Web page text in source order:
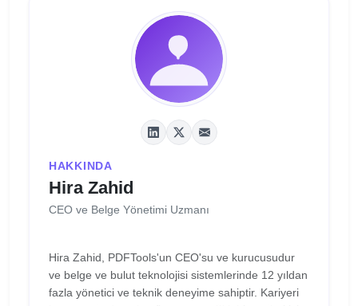
HAKKINDA
Hira Zahid
CEO ve Belge Yönetimi Uzmanı
Hira Zahid, PDFTools'un CEO'su ve kurucusudur
ve belge ve bulut teknolojisi sistemlerinde 12 yıldan
fazla yönetici ve teknik deneyime sahiptir. Kariyeri